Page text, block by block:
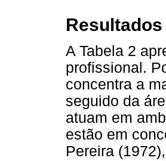
Resultados
A Tabela 2
profissional.
concentra a
seguido da
atuam em
estão em
Pereira